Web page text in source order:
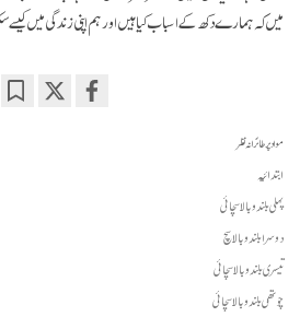
میں کہ ہمارے دکھ کے اسباب کیا ہیں اور ہم اپنی زندگی میں
مواد پر طائرانہ نظر
ابتدائیہ
پہلی بلند و بالا سچائی
دوسرا بلند و بالا سچ
تیسری بلند و بالا سچائی
چوتھی بلند و بالا سچائی